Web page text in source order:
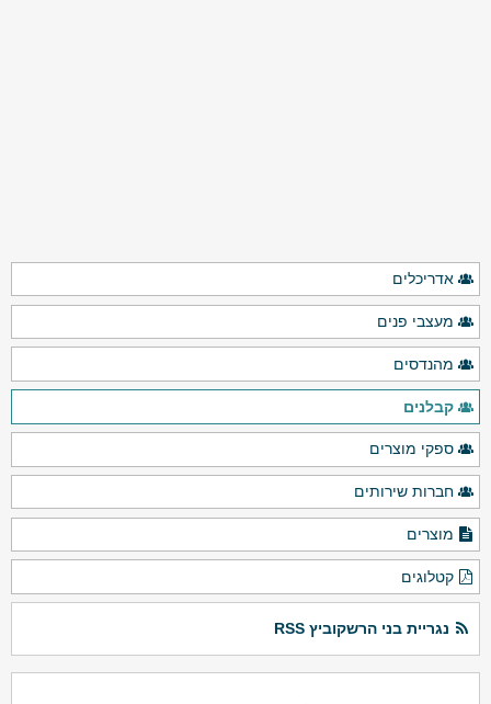
אדריכלים
מעצבי פנים
מהנדסים
קבלנים
ספקי מוצרים
חברות שירותים
מוצרים
קטלוגים
נגריית בני הרשקוביץ RSS